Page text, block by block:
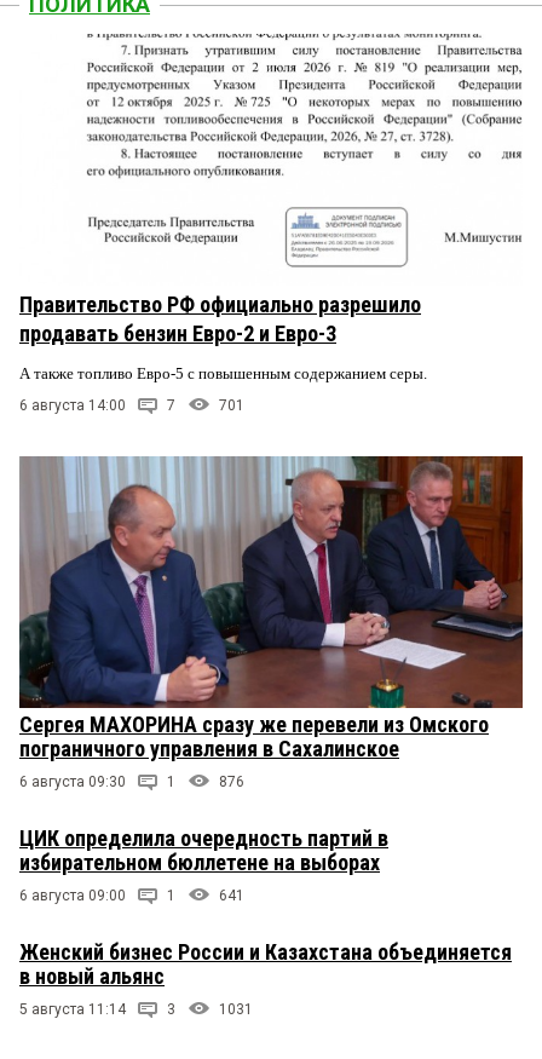
Правительство РФ официально разрешило
продавать бензин Евро-2 и Евро-3
А также топливо Евро-5 с повышенным содержанием серы.
6 августа 14:00 7 701
Сергея МАХОРИНА сразу же перевели из Омского
пограничного управления в Сахалинское
6 августа 09:30 1 876
ЦИК определила очередность партий в
избирательном бюллетене на выборах
6 августа 09:00 1 641
Женский бизнес России и Казахстана объединяется
в новый альянс
5 августа 11:14 3 1031